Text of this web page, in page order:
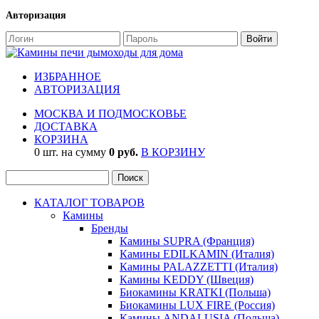
Авторизация
ИЗБРАННОЕ
АВТОРИЗАЦИЯ
МОСКВА И ПОДМОСКОВЬЕ
ДОСТАВКА
КОРЗИНА
0 шт. на сумму 0 руб. В КОРЗИНУ
КАТАЛОГ ТОВАРОВ
Камины
Бренды
Камины SUPRA (Франция)
Камины EDILKAMIN (Италия)
Камины PALAZZETTI (Италия)
Камины KEDDY (Швеция)
Биокамины KRATKI (Польша)
Биокамины LUX FIRE (Россия)